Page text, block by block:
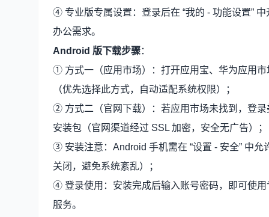
④ 专业版专属设置：登录后在 “我的 - 功能设置”
办公需求。
Android 版下载步骤：
① 方式一（应用市场）：打开应用宝、华为应用市
（优先选择此方式，自动适配系统权限）；
② 方式二（官网下载）：若应用市场未找到，登录
安装包（官网渠道经过 SSL 加密，安全无广告）；
③ 安装注意：Android 手机需在 “设置 - 安全” 中允
关闭，避免系统紊乱）；
④ 登录使用：安装完成后输入账号密码，即可使
服务。